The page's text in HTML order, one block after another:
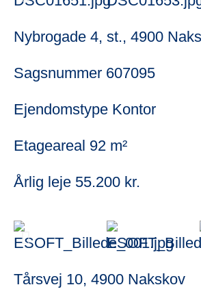
Nybrogade 4, st., 4900
Sagsnummer 607095
Ejendomstype Kontor
Etageareal 92 m²
Årlig leje 55.200 kr.
Tårsvej 10, 4900 Nakskov